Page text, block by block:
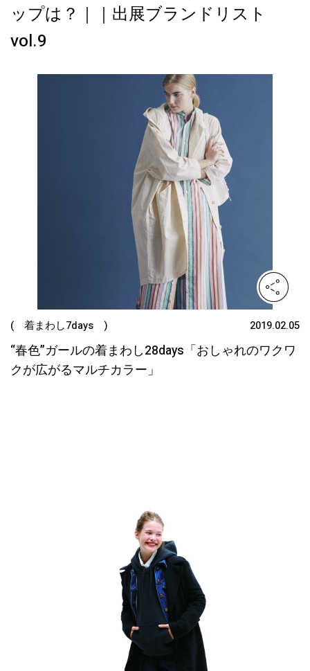
ップは？｜｜出展ブランドリスト
vol.9
( 着まわし7days ) 2019.02.05
“春色”ガールの着まわし28days「おしゃれのワクワ
クが広がるマルチカラー」